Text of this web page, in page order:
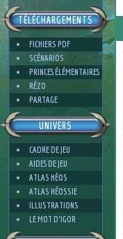
TÉLÉCHARGEMENTS
FICHIERS PDF
SCÉNARIOS
PRINCES ÉLÉMENTAIRES
RÉZO
PARTAGE
UNIVERS
CADRE DE JEU
AIDES DE JEU
ATLAS HÉOS
ATLAS HÉOSSIE
ILLUSTRATIONS
LE MOT D'IGOR